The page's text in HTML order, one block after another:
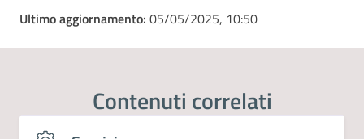
Ultimo aggiornamento: 05/05/2025, 10:50
Contenuti correlati